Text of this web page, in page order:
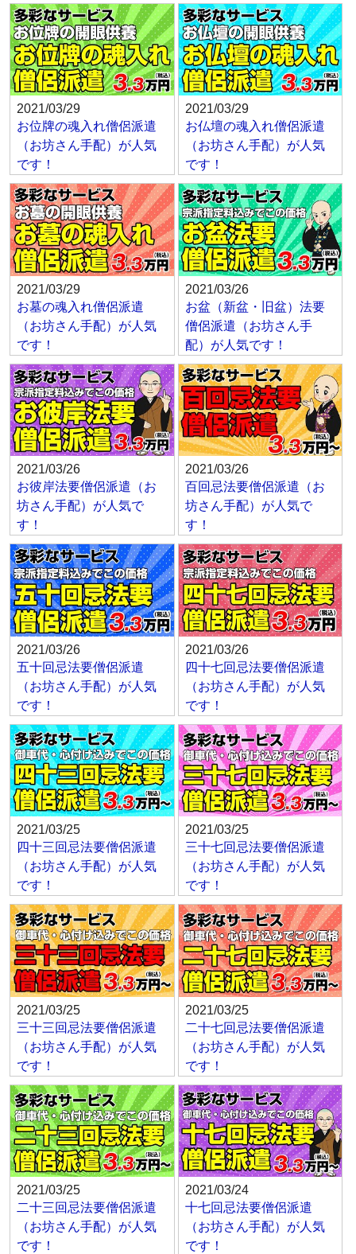
2021/03/29
お位牌の魂入れ僧侶派遣
（お坊さん手配）が人気
です！
2021/03/29
お仏壇の魂入れ僧侶派遣
（お坊さん手配）が人気
です！
2021/03/29
お墓の魂入れ僧侶派遣
（お坊さん手配）が人気
です！
2021/03/26
お盆（新盆・旧盆）法要
僧侶派遣（お坊さん手
配）が人気です！
2021/03/26
お彼岸法要僧侶派遣（お
坊さん手配）が人気で
す！
2021/03/26
百回忌法要僧侶派遣（お
坊さん手配）が人気で
す！
2021/03/26
五十回忌法要僧侶派遣
（お坊さん手配）が人気
です！
2021/03/26
四十七回忌法要僧侶派遣
（お坊さん手配）が人気
です！
2021/03/25
四十三回忌法要僧侶派遣
（お坊さん手配）が人気
です！
2021/03/25
三十七回忌法要僧侶派遣
（お坊さん手配）が人気
です！
2021/03/25
三十三回忌法要僧侶派遣
（お坊さん手配）が人気
です！
2021/03/25
二十七回忌法要僧侶派遣
（お坊さん手配）が人気
です！
2021/03/25
二十三回忌法要僧侶派遣
（お坊さん手配）が人気
です！
2021/03/24
十七回忌法要僧侶派遣
（お坊さん手配）が人気
です！